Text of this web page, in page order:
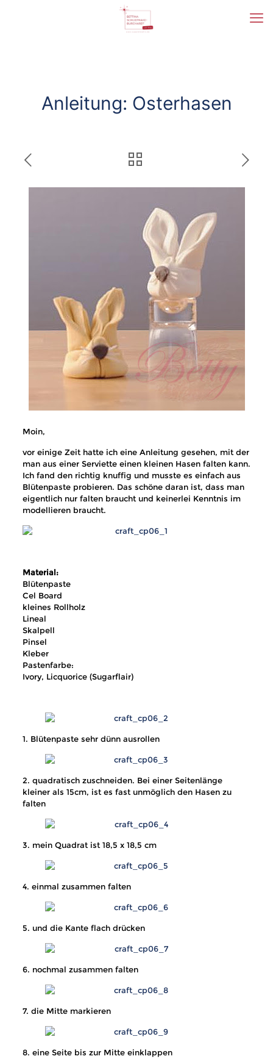
Anleitung: Osterhasen
Moin,
vor einige Zeit hatte ich eine Anleitung gesehen, mit der
man aus einer Serviette einen kleinen Hasen falten kann.
Ich fand den richtig knuffig und musste es einfach aus
Blütenpaste probieren. Das schöne daran ist, dass man
eigentlich nur falten braucht und keinerlei Kenntnis im
modellieren braucht.
Material:
Blütenpaste
Cel Board
kleines Rollholz
Lineal
Skalpell
Pinsel
Kleber
Pastenfarbe:
Ivory, Licquorice (Sugarflair)
1. Blütenpaste sehr dünn ausrollen
2. quadratisch zuschneiden. Bei einer Seitenlänge
kleiner als 15cm, ist es fast unmöglich den Hasen zu
falten
3. mein Quadrat ist 18,5 x 18,5 cm
4. einmal zusammen falten
5. und die Kante flach drücken
6. nochmal zusammen falten
7. die Mitte markieren
8. eine Seite bis zur Mitte einklappen